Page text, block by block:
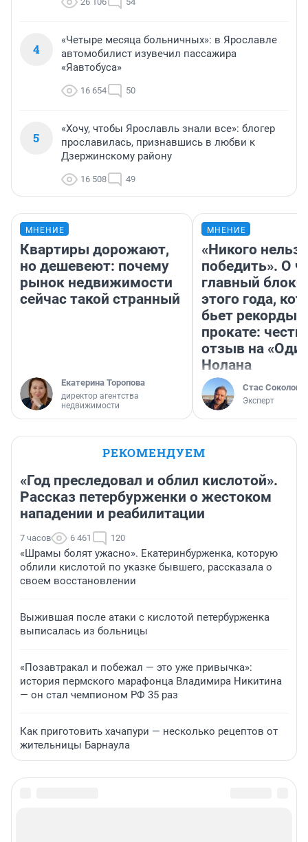
4
«Четыре месяца больничных»: в Ярославле
автомобилист изувечил пассажира
«Яавтобуса»
16 654 50
5
«Хочу, чтобы Ярославль знали все»: блогер
прославилась, признавшись в любви к
Дзержинскому району
16 508 49
МНЕНИЕ
Квартиры дорожают,
но дешевеют: почему
рынок недвижимости
сейчас такой странный
Екатерина Торопова
директор агентства
недвижимости
МНЕНИЕ
«Никого нельзя
победить». О
главный
этого года,
бьет рекорды в
прокате:
отзыв на
Нолана
Стас Соколов
Эксперт
РЕКОМЕНДУЕМ
«Год преследовал и облил кислотой».
Рассказ петербурженки о жестоком
нападении и реабилитации
7 часов 6 461 120
«Шрамы болят ужасно». Екатеринбурженка, которую
облили кислотой по указке бывшего, рассказала о
своем восстановлении
Выжившая после атаки с кислотой петербурженка
выписалась из больницы
«Позавтракал и побежал — это уже привычка»:
история пермского марафонца Владимира Никитина
— он стал чемпионом РФ 35 раз
Как приготовить хачапури — несколько рецептов от
жительницы Барнаула